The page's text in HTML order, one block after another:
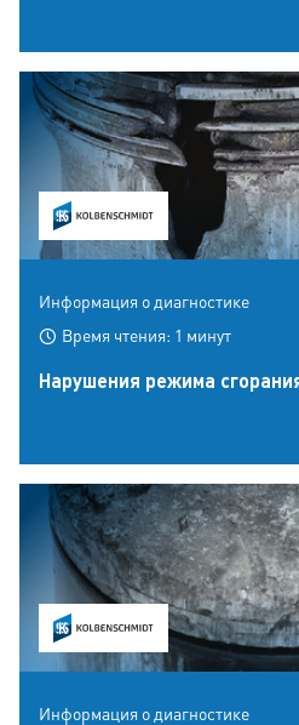
Информация о диагностике
Время чтения: 1 минут
Hарушения режима
Информация о диагностике